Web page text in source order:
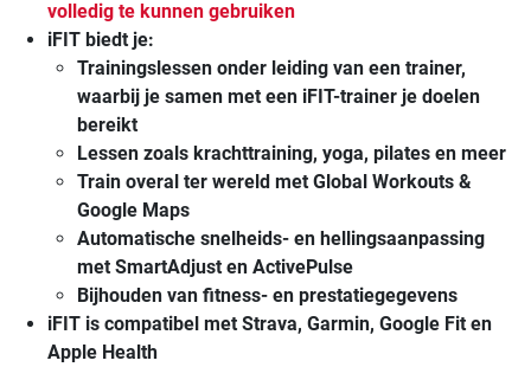
volledig te kunnen gebruiken
iFIT biedt je:
Trainingslessen onder leiding van een trainer,
waarbij je samen met een iFIT-trainer je doelen
bereikt
Lessen zoals krachttraining, yoga, pilates en meer
Train overal ter wereld met Global Workouts &
Google Maps
Automatische snelheids- en hellingsaanpassing
met SmartAdjust en ActivePulse
Bijhouden van fitness- en prestatiegegevens
iFIT is compatibel met Strava, Garmin, Google Fit en
Apple Health